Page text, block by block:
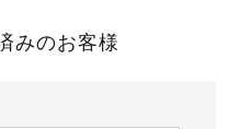
みのお客様